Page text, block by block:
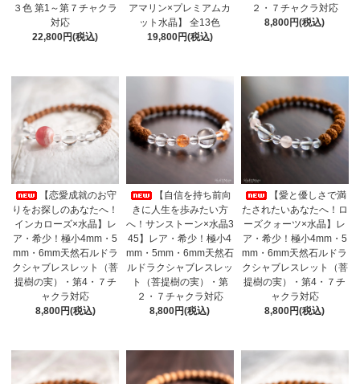
３色 第1～第７チャクラ
対応
22,800円(税込)
アマリン×プレミアムカ
ット水晶】 全13色
19,800円(税込)
２・７チャクラ対応
8,800円(税込)
【恋愛成就のお守
りをお探しのあなたへ！
インカローズ×水晶】レ
ア・希少！極小4mm・5
mm・6mm天然石ルドラ
クシャブレスレット（菩
提樹の実）・第4・７チ
ャクラ対応
8,800円(税込)
【自信を持ち前向
きに人生を歩みたい方
へ！サンストーン×水晶3
45】レア・希少！極小4
mm・5mm・6mm天然石
ルドラクシャブレスレッ
ト（菩提樹の実）・第
２・７チャクラ対応
8,800円(税込)
【愛と優しさで満
たされたいあなたへ！ロ
ーズクォーツ×水晶】レ
ア・希少！極小4mm・5
mm・6mm天然石ルドラ
クシャブレスレット（菩
提樹の実）・第4・７チ
ャクラ対応
8,800円(税込)